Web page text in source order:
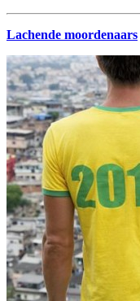
Lachende moordenaars